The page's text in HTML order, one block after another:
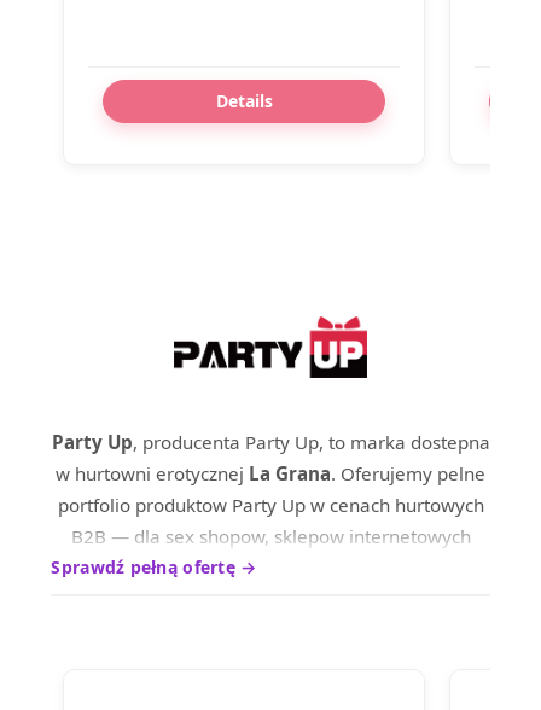
Details
Party Up, producenta Party Up, to marka dostepna
w hurtowni erotycznej La Grana. Oferujemy pelne
portfolio produktow Party Up w cenach hurtowych
B2B — dla sex shopow, sklepow internetowych
oraz dystrybutrow na terenie calej Europy.
Sprawdź pełną ofertę →